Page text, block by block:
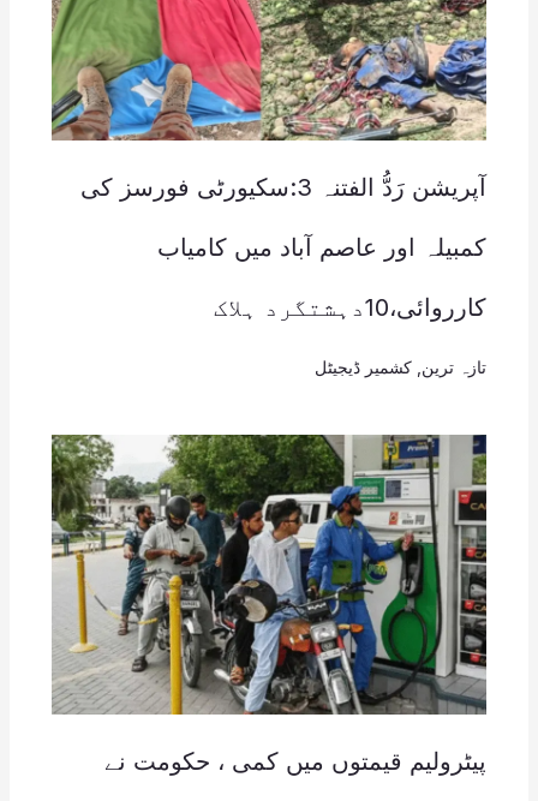
آپریشن رَدُّ الفتنہ 3:سکیورٹی فورسز کی
کمبیلہ اور عاصم آباد میں کامیاب
کارروائی،10دہشتگرد ہلاک
تازہ ترین کشمیر ڈیجیٹل
پیٹرولیم قیمتوں میں کمی ، حکومت نے